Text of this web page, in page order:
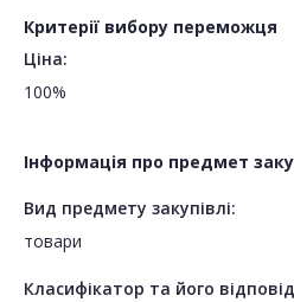
Критерії вибору переможця
Ціна:
100%
Інформація про предмет
Вид предмету закупівлі:
товари
Класифікатор та його